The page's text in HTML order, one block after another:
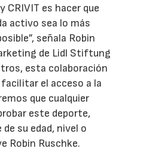
es hacer que
activo sea lo más
señala Robin
de Lidl Stiftung
esta colaboración
el acceso a la
que cualquier
este deporte,
su edad, nivel o
Robin Ruschke.